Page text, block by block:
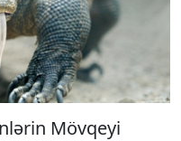
Mövqeyi